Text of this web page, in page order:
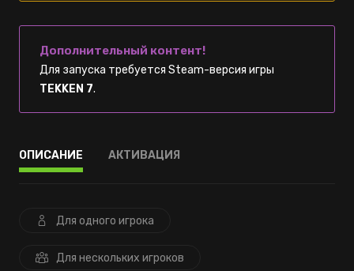
Дополнительный контент!
Для запуска требуется Steam-версия игры
TEKKEN 7.
ОПИСАНИЕ АКТИВАЦИЯ
Для одного игрока
Для нескольких игроков